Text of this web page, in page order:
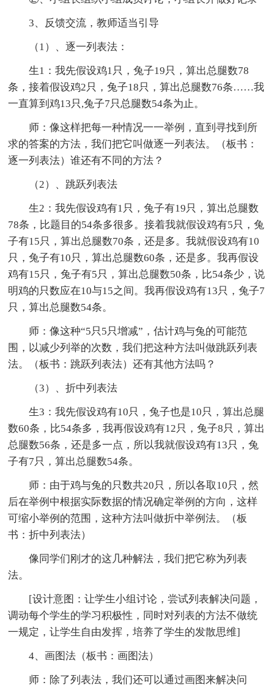
3、反馈交流，教师适当引导
（1）、逐一列表法：
生1：我先假设鸡1只，兔子19只，算出总腿数78
条，接着假设鸡2只，兔子18只，算出总腿数76条……我
一直算到鸡13只,兔子7只总腿数54条为止。
师：像这样把每一种情况一一举例，直到寻找到所
求的答案的方法，我们把它叫做逐一列表法。（板书：
逐一列表法）谁还有不同的方法？
（2）、跳跃列表法
生2：我先假设鸡有1只，兔子有19只，算出总腿数
78条，比题目的54条多很多。接着我就假设鸡有5只，兔
子有15只，算出总腿数70条，还是多。我就假设鸡有10
只，兔子有10只，算出总腿数60条，还是多。我再假设
鸡有15只，兔子有5只，算出总腿数50条，比54条少，说
明鸡的只数应在10与15之间。我再假设鸡有13只，兔子7
只，算出总腿数54条。
师：像这种“5只5只增减”，估计鸡与兔的可能范
围，以减少列举的次数，我们把这种方法叫做跳跃列表
法。（板书：跳跃列表法）还有其他方法吗？
（3）、折中列表法
生3：我先假设鸡有10只，兔子也是10只，算出总腿
数60条，比54条多，我再假设鸡有12只，兔子8只，算出
总腿数56条，还是多一点，所以我就假设鸡有13只，兔
子有7只，算出总腿数54条。
师：由于鸡与兔的只数共20只，所以各取10只，然
后在举例中根据实际数据的情况确定举例的方向，这样
可缩小举例的范围，这种方法叫做折中举例法。（板
书：折中列表法）
像同学们刚才的这几种解法，我们把它称为列表
法。
[设计意图：让学生小组讨论，尝试列表解决问题，
调动每个学生的学习积极性，同时对列表的方法不做统
一规定，让学生自由发挥，培养了学生的发散思维]
4、画图法（板书：画图法）
师：除了列表法，我们还可以通过画图来解决问